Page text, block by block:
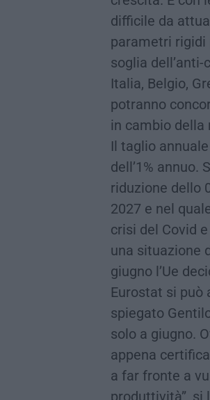
difficile da
parametri rigidi
soglia
Italia, Belgio,
potranno
in cambio
Il taglio
dell’1% annuo.
riduzione dello
2027 e nel
crisi del Covid
una situazione
giugno l’Ue
Eurostat si può
spiegato
solo a giugno.
appena
a far fronte a
produttività”, si